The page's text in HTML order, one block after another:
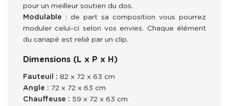
pour un meilleur soutien du dos.
Modulable : de part sa composition vous pourrez
moduler celui-ci selon vos envies. Chaque élément
du canapé est relié par un clip.
Dimensions (L x P x H)
Fauteuil : 82 x 72 x 63 cm
Angle : 72 x 72 x 63 cm
Chauffeuse : 59 x 72 x 63 cm